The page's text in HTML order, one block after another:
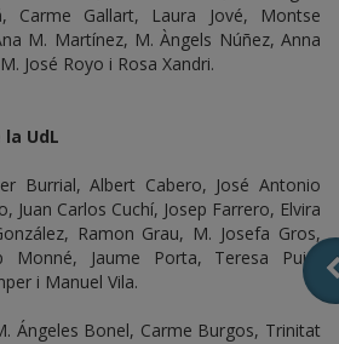
Carme Gallart, Laura Jové, Montse
M. Martínez, M. Àngels Núñez, Anna
José Royo i Rosa Xandri.
UdL
Burrial, Albert Cabero, José Antonio
Juan Carlos Cuchí, Josep Farrero, Elvira
Ramon Grau, M. Josefa Gros,
Monné, Jaume Porta, Teresa Puig,
i Manuel Vila.
Ángeles Bonel, Carme Burgos, Trinitat